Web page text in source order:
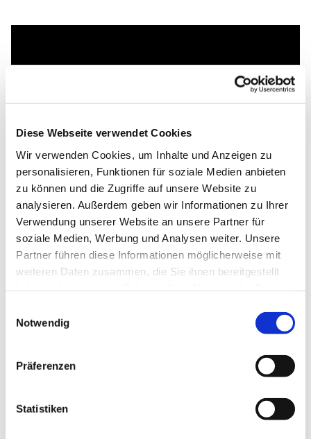
Diese Webseite verwendet Cookies
Wir verwenden Cookies, um Inhalte und Anzeigen zu
personalisieren, Funktionen für soziale Medien anbieten
zu können und die Zugriffe auf unsere Website zu
analysieren. Außerdem geben wir Informationen zu Ihrer
Verwendung unserer Website an unsere Partner für
soziale Medien, Werbung und Analysen weiter. Unsere
Partner führen diese Informationen möglicherweise mit
weiteren Daten zusammen, die Sie ihnen bereitgestellt
Notwendig
Präferenzen
Statistiken
Dies könnte Sie auch